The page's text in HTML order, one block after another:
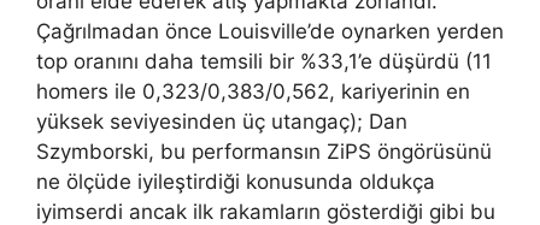
Çağrılmadan önce Louisville’de oynarken yerden
top oranını daha temsili bir %33,1’e düşürdü (11
homers ile 0,323/0,383/0,562, kariyerinin en
yüksek seviyesinden üç utangaç); Dan
Szymborski, bu performansın ZiPS öngörüsünü
ne ölçüde iyileştirdiği konusunda oldukça
iyimserdi ancak ilk rakamların gösterdiği gibi bu